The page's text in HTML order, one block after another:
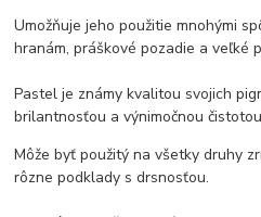
Umožňuje jeho použitie mnohými
hranám, práškové pozadie a veľké
Pastel je známy kvalitou svojich
brilantnosťou a výnimočnou
Môže byť použitý na všetky druhy
rôzne podklady s drsnosťou.